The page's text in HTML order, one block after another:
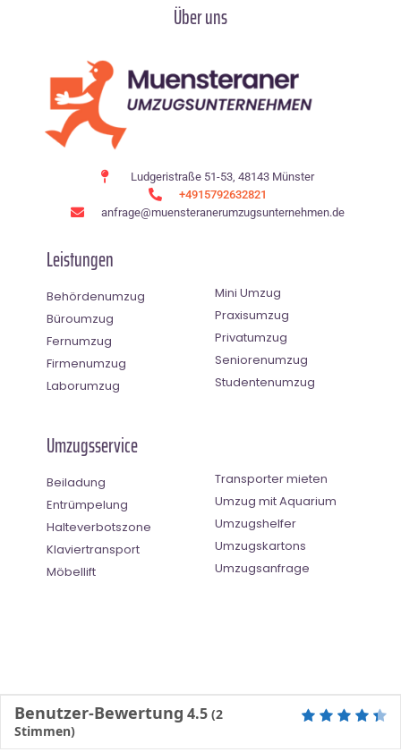
Über uns
Ludgeristraße 51-53, 48143 Münster
+4915792632821
anfrage@muensteranerumzugsunternehmen.de
Leistungen
Behördenumzug
Büroumzug
Fernumzug
Firmenumzug
Laborumzug
Mini Umzug
Praxisumzug
Privatumzug
Seniorenumzug
Studentenumzug
Umzugsservice
Beiladung
Entrümpelung
Halteverbotszone
Klaviertransport
Möbellift
Transporter mieten
Umzug mit Aquarium
Umzugshelfer
Umzugskartons
Umzugsanfrage
Benutzer-Bewertung 4.5 (2
Stimmen)